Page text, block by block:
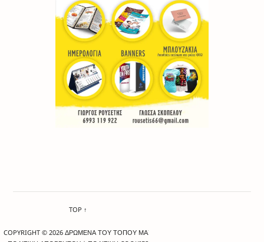
TOP ↑
COPYRIGHT © 2026 ΔΡΩΜΕΝΑ ΤΟΥ ΤΟΠΟΥ ΜΑΣ